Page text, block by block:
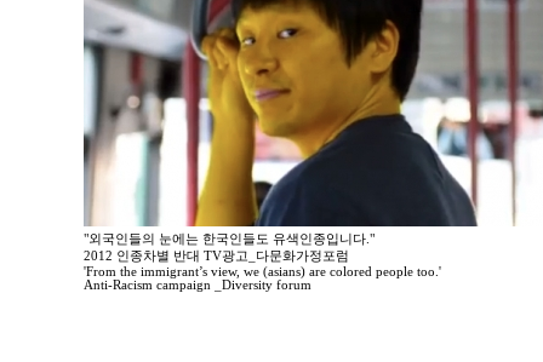
"외국인들의 눈에는 한국인들도 유색인종입니다."
2012 인종차별 반대 TV광고_다문화가정포럼
'From the immigrant’s view, we (asians) are colored people too.'
Anti-Racism campaign _Diversity forum